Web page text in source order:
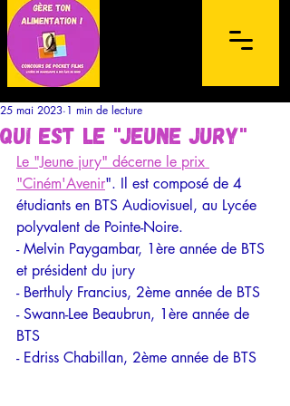
Concours de films sur mobile à
destination des lycéens de l'archipel de la
Guadeloupe et des Îles du Nord
Qui est le "jeune jury"
25 mai 2023 1 min de lecture
Le "Jeune jury" décerne le prix
"Ciném'Avenir". Il est composé de 4
étudiants en BTS Audiovisuel, au Lycée
polyvalent de Pointe-Noire.
- Melvin Paygambar, 1ère année de BTS
et président du jury
- Berthuly Francius, 2ème année de BTS
- Swann-Lee Beaubrun, 1ère année de
BTS
- Edriss Chabillan, 2ème année de BTS